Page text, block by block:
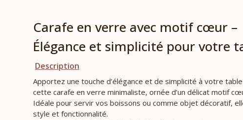
Carafe en verre avec motif cœur –
Élégance et simplicité pour votre
Description
Apportez une touche d’élégance et de simplicité à votre
cette carafe en verre minimaliste, ornée d’un délicat motif
Idéale pour servir vos boissons ou comme objet décoratif,
style et fonctionnalité.